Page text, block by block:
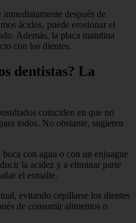
inmediatamente después de
ácidos, puede erosionar el
Además, la placa matutina
con los dientes.
dentistas? La
coinciden en que no
todos. No obstante, sugieren
con agua o con un enjuague
la acidez y a eliminar parte
el esmalte.
evitando cepillarse los dientes
de consumir alimentos o